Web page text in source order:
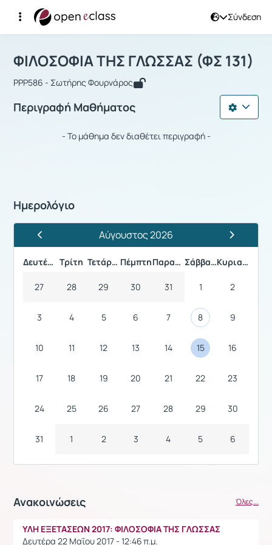
Σύνδεση
Αρχική Σελίδα
Μάθημα : ΦΙΛΟΣΟΦΙΑ ΤΗΣ ΓΛΩΣΣΑΣ
ΦΙΛΟΣΟΦΙΑ ΤΗΣ ΓΛΩΣΣΑΣ (ΦΣ 131)
PPP586 - Σωτήρης Φουρνάρος
Περιγραφή Μαθήματος
- Το μάθημα δεν διαθέτει περιγραφή -
Ημερολόγιο
Προηγούμενος ΜήναςΑύγουστος 2026
Επόμενος
Δευτέρα Τρίτη Τετάρτη Πέμπτη Παρασκευή Σάββατο Κυριακή
27 28 29 30 31 1 2
3 4 5 6 7 8 9
10 11 12 13 14 15 16
17 18 19 20 21 22 23
24 25 26 27 28 29 30
31 1 2 3 4 5 6
Ανακοινώσεις Όλες...
ΥΛΗ ΕΞΕΤΑΣΕΩΝ 2017: ΦΙΛΟΣΟΦΙΑ ΤΗΣ ΓΛΩΣΣΑΣ
Δευτέρα 22 Μαΐου 2017 - 12:46 π.μ.